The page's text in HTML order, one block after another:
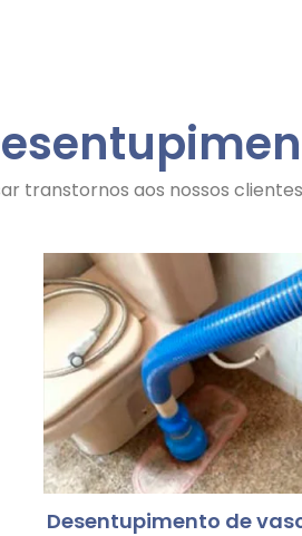
transtornos aos nossos
Desentupimento de